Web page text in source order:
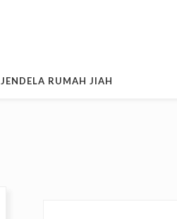
JENDELA RUMAH JIAH